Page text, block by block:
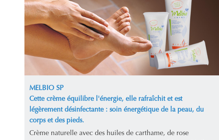
MELBIO SP
Cette crème équilibre l'énergie, elle rafraîchit et est
légèrement désinfectante : soin énergétique de la peau, du
corps et des pieds.
Crème naturelle avec des huiles de carthame, de rose